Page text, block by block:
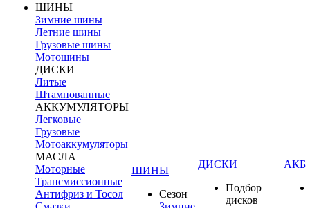
ШИНЫ
Зимние шины
Летние шины
Грузовые шины
Мотошины
ДИСКИ
Литые
Штампованные
АККУМУЛЯТОРЫ
Легковые
Грузовые
Мотоаккумуляторы
МАСЛА
Моторные
Трансмиссионные
Антифриз и Тосол
ШИНЫ
Сезон
ДИСКИ
Подбор
дисков
АКБ